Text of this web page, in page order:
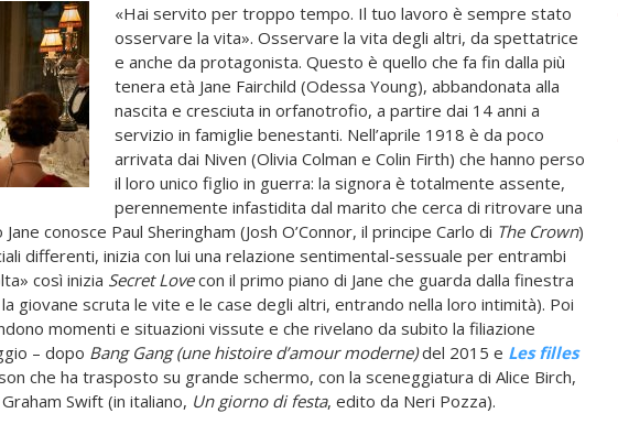
«Hai servito per troppo tempo. Il tuo lavoro è sempre stato
osservare la vita». Osservare la vita degli altri, da spettatrice
e anche da protagonista. Questo è quello che fa fin dalla più
tenera età Jane Fairchild (Odessa Young), abbandonata alla
nascita e cresciuta in orfanotrofio, a partire dai 14 anni a
servizio in famiglie benestanti. Nell’aprile 1918 è da poco
arrivata dai Niven (Olivia Colman e Colin Firth) che hanno perso
il loro unico figlio in guerra: la signora è totalmente assente,
perennemente infastidita dal marito che cerca di ritrovare una
conosce Paul Sheringham (Josh O’Connor, il principe Carlo di The Crown)
differenti, inizia con lui una relazione sentimental-sessuale per entrambi
così inizia Secret Lovecon il primo piano di Jane che guarda dalla finestra
giovane scruta le vite e le case degli altri, entrando nella loro intimità). Poi
momenti e situazioni vissute e che rivelano da subito la filiazione
– dopo Bang Gang (une histoire d’amour moderne)del 2015 e Les filles
che ha trasposto su grande schermo, con la sceneggiatura di Alice Birch,
Swift (in italiano, Un giorno di festa, edito da Neri Pozza).